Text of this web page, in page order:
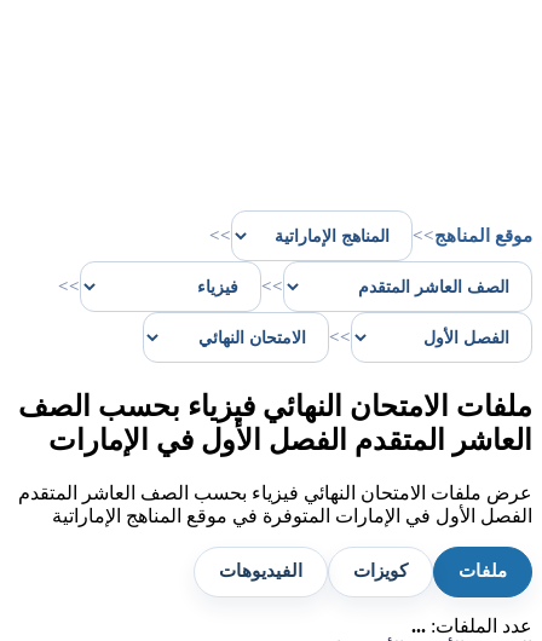
موقع المناهج>>
>>
>>
>>
>>
ملفات الامتحان النهائي فيزياء بحسب الصف
العاشر المتقدم الفصل الأول في الإمارات
عرض ملفات الامتحان النهائي فيزياء بحسب الصف العاشر المتقدم
الفصل الأول في الإمارات المتوفرة في موقع المناهج الإماراتية
ملفات كويزات الفيديوهات
عدد الملفات: ...